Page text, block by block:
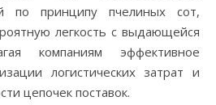
по принципу пчелиных сот,
легкость с выдающейся
компаниям эффективное
логистических затрат и
цепочек поставок.